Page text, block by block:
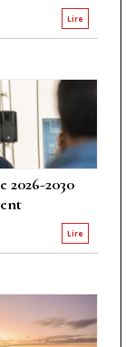
Lire
2026-2030
Lire